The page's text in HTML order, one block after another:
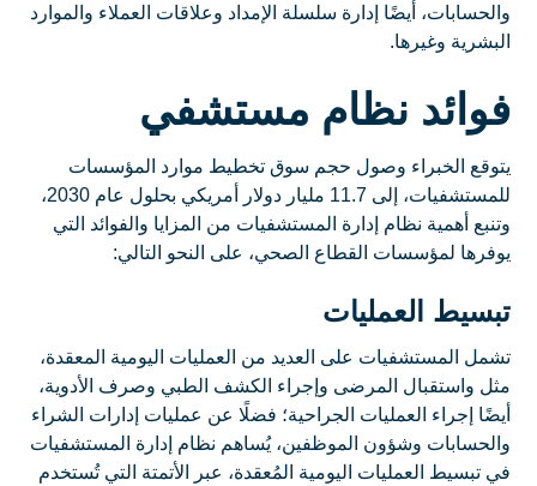
والحسابات، أيضًا إدارة سلسلة الإمداد وعلاقات العملاء والموارد
البشرية وغيرها.
فوائد نظام مستشفي
يتوقع الخبراء وصول حجم سوق تخطيط موارد المؤسسات
للمستشفيات، إلى 11.7 مليار دولار أمريكي بحلول عام 2030،
وتنبع أهمية نظام إدارة المستشفيات من المزايا والفوائد التي
يوفرها لمؤسسات القطاع الصحي، على النحو التالي:
تبسيط العمليات
تشمل المستشفيات على العديد من العمليات اليومية المعقدة،
مثل واستقبال المرضى وإجراء الكشف الطبي وصرف الأدوية،
أيضًا إجراء العمليات الجراحية؛ فضلًا عن عمليات إدارات الشراء
والحسابات وشؤون الموظفين، يُساهم نظام إدارة المستشفيات
في تبسيط العمليات اليومية المُعقدة، عبر الأتمتة التي تُستخدم